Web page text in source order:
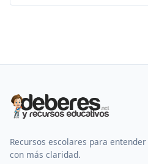
Recursos escolares para
con más claridad.